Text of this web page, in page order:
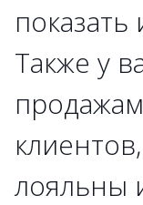
Также у
лояльны